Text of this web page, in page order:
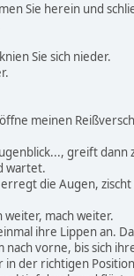
Sie herein und
Sie sich nieder.
meinen
greift dann
wartet.
die Augen,
mach weiter.
ihre Lippen an.
nach vorne, bis sich
in der richtigen